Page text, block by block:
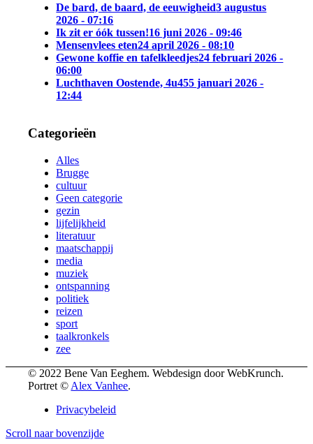
De bard, de baard, de eeuwigheid3 augustus
2026 - 07:16
Ik zit er óók tussen!16 juni 2026 - 09:46
Mensenvlees eten24 april 2026 - 08:10
Gewone koffie en tafelkleedjes24 februari 2026 -
06:00
Luchthaven Oostende, 4u455 januari 2026 -
12:44
Categorieën
Alles
Brugge
cultuur
Geen categorie
gezin
lijfelijkheid
literatuur
maatschappij
media
muziek
ontspanning
politiek
reizen
sport
taalkronkels
zee
© 2022 Bene Van Eeghem. Webdesign door WebKrunch.
Portret © Alex Vanhee.
Privacybeleid
Scroll naar bovenzijde